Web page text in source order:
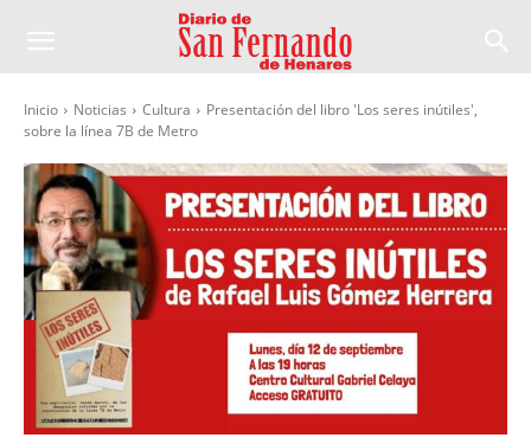
Inicio Noticias Cultura
Presentación del libro 'Los seres inútiles',
sobre la línea 7B de Metro